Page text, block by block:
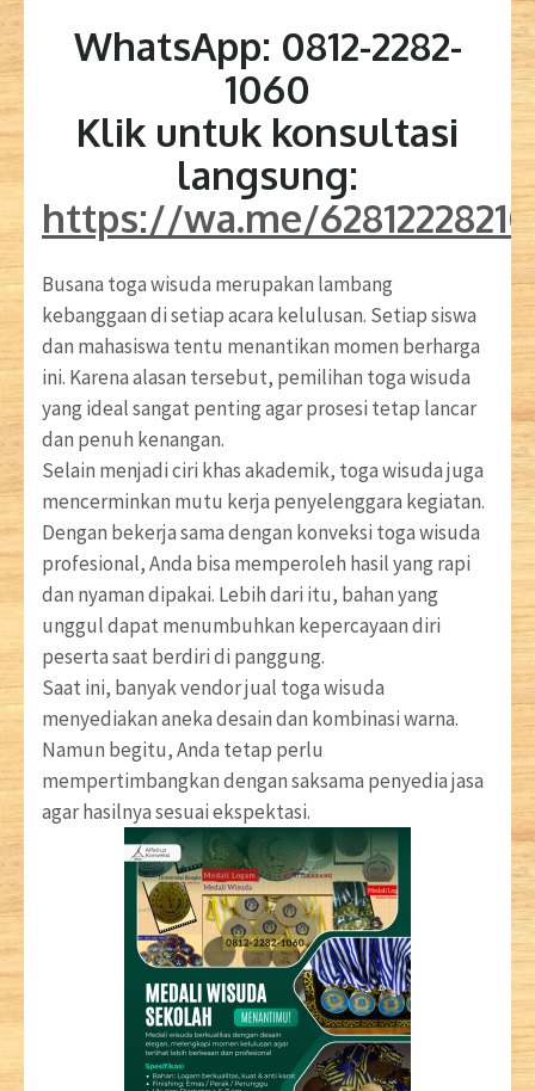
WhatsApp: 0812-2282-
1060
Klik untuk konsultasi
langsung:
https://wa.me/
Busana toga wisuda merupakan lambang
kebanggaan di setiap acara kelulusan. Setiap siswa
dan mahasiswa tentu menantikan momen berharga
ini. Karena alasan tersebut, pemilihan toga wisuda
yang ideal sangat penting agar prosesi tetap lancar
dan penuh kenangan.
Selain menjadi ciri khas akademik, toga wisuda juga
mencerminkan mutu kerja penyelenggara kegiatan.
Dengan bekerja sama dengan konveksi toga wisuda
profesional, Anda bisa memperoleh hasil yang rapi
dan nyaman dipakai. Lebih dari itu, bahan yang
unggul dapat menumbuhkan kepercayaan diri
peserta saat berdiri di panggung.
Saat ini, banyak vendor jual toga wisuda
menyediakan aneka desain dan kombinasi warna.
Namun begitu, Anda tetap perlu
mempertimbangkan dengan saksama penyedia jasa
agar hasilnya sesuai ekspektasi.